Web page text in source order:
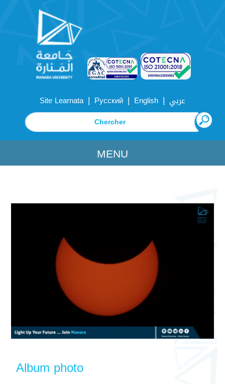
Site Learnata | Русский | English | عربي
MENU
Album photo